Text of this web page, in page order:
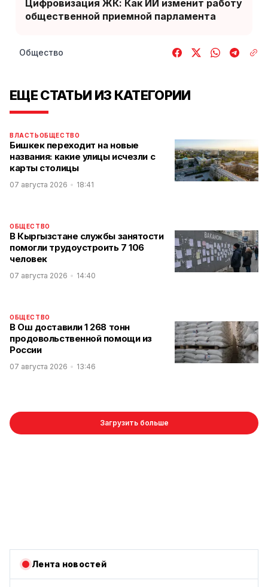
Цифровизация ЖК: Как ИИ изменит работу
общественной приемной парламента
Общество
ЕЩЕ СТАТЬИ ИЗ КАТЕГОРИИ
ВЛАСТЬОБЩЕСТВО
Бишкек переходит на новые
названия: какие улицы исчезли с
карты столицы
07 августа 2026 18:41
ОБЩЕСТВО
В Кыргызстане службы занятости
помогли трудоустроить 7 106
человек
07 августа 2026 14:40
ОБЩЕСТВО
В Ош доставили 1 268 тонн
продовольственной помощи из
России
07 августа 2026 13:46
Загрузить больше
Лента новостей